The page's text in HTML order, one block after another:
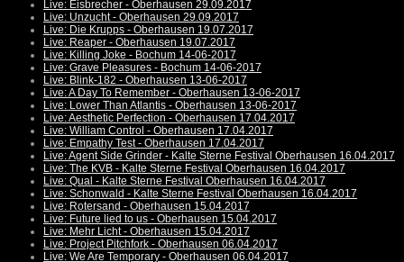
Live: Eisbrecher - Oberhausen 29.09.2017
Live: Unzucht - Oberhausen 29.09.2017
Live: Die Krupps - Oberhausen 19.07.2017
Live: Reaper - Oberhausen 19.07.2017
Live: Killing Joke - Bochum 14-06-2017
Live: Grave Pleasures - Bochum 14-06-2017
Live: Blink-182 - Oberhausen 13-06-2017
Live: A Day To Remember - Oberhausen 13-06-2017
Live: Lower Than Atlantis - Oberhausen 13-06-2017
Live: Aesthetic Perfection - Oberhausen 17.04.2017
Live: William Control - Oberhausen 17.04.2017
Live: Empathy Test - Oberhausen 17.04.2017
Live: Agent Side Grinder - Kalte Sterne Festival Oberhausen 16.04.2017
Live: The KVB - Kalte Sterne Festival Oberhausen 16.04.2017
Live: Qual - Kalte Sterne Festival Oberhausen 16.04.2017
Live: Schonwald - Kalte Sterne Festival Oberhausen 16.04.2017
Live: Rotersand - Oberhausen 15.04.2017
Live: Future lied to us - Oberhausen 15.04.2017
Live: Mehr Licht - Oberhausen 15.04.2017
Live: Project Pitchfork - Oberhausen 06.04.2017
Live: We Are Temporary - Oberhausen 06.04.2017